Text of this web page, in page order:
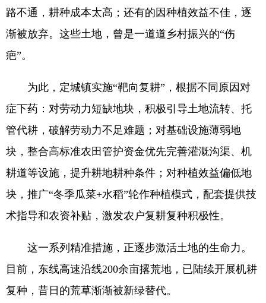
路不通，耕种成本太高；还有的因种植效益不佳，逐
渐被放弃。这些土地，曾是一道道乡村振兴的“伤
疤”。
为此，定城镇实施“靶向复耕”，根据不同原因对
症下药：对劳动力短缺地块，积极引导土地流转、托
管代耕，破解劳动力不足难题；对基础设施薄弱地
块，整合高标准农田管护资金优先完善灌溉沟渠、机
耕道等设施，提升耕地耕种条件；对种植效益偏低地
块，推广“冬季瓜菜+水稻”轮作种植模式，配套提供技
术指导和农资补贴，激发农户复耕复种积极性。
这一系列精准措施，正逐步激活土地的生命力。
目前，东线高速沿线200余亩撂荒地，已陆续开展机耕
复种，昔日的荒草渐渐被新绿替代。